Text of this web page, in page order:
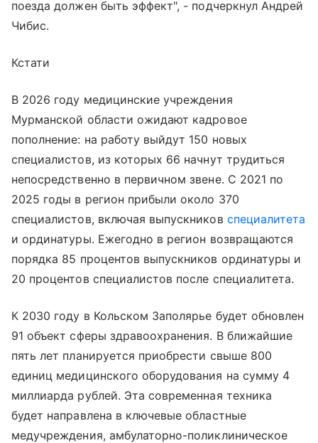
поезда должен быть эффект", - подчеркнул Андрей
Чибис.
Кстати
В 2026 году медицинские учреждения
Мурманской области ожидают кадровое
пополнение: на работу выйдут 150 новых
специалистов, из которых 66 начнут трудиться
непосредственно в первичном звене. С 2021 по
2025 годы в регион прибыли около 370
специалистов, включая выпускников специалитета
и ординатуры. Ежегодно в регион возвращаются
порядка 85 процентов выпускников ординатуры и
20 процентов специалистов после специалитета.
К 2030 году в Кольском Заполярье будет обновлен
91 объект сферы здравоохранения. В ближайшие
пять лет планируется приобрести свыше 800
единиц медицинского оборудования на сумму 4
миллиарда рублей. Эта современная техника
будет направлена в ключевые областные
медучреждения, амбулаторно-поликлиническое